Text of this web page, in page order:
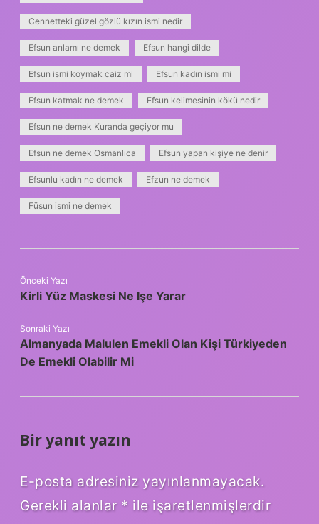
Cennetteki güzel gözlü kızın ismi nedir
Efsun anlamı ne demek Efsun hangi dilde
Efsun ismi koymak caiz mi Efsun kadın ismi mi
Efsun katmak ne demek Efsun kelimesinin kökü nedir
Efsun ne demek Kuranda geçiyor mu
Efsun ne demek Osmanlıca Efsun yapan kişiye ne denir
Efsunlu kadın ne demek Efzun ne demek
Füsun ismi ne demek
Önceki Yazı
Kirli Yüz Maskesi Ne Işe Yarar
Sonraki Yazı
Almanyada Malulen Emekli Olan Kişi Türkiyeden
De Emekli Olabilir Mi
Bir yanıt yazın
E-posta adresiniz yayınlanmayacak.
Gerekli alanlar * ile işaretlenmişlerdir